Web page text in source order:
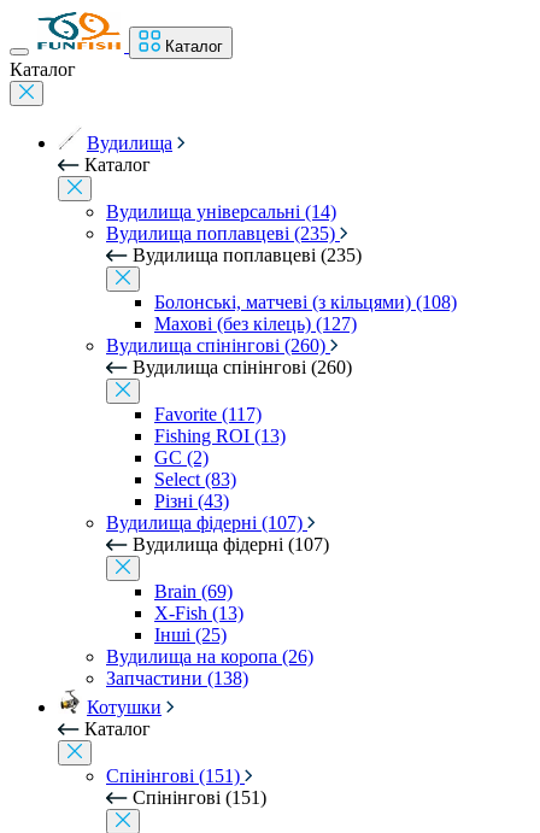
Каталог
Каталог
Вудилища
Каталог
Вудилища універсальні (14)
Вудилища поплавцеві (235)
Вудилища поплавцеві (235)
Болонські, матчеві (з кільцями) (108)
Махові (без кілець) (127)
Вудилища спінінгові (260)
Вудилища спінінгові (260)
Favorite (117)
Fishing ROI (13)
GC (2)
Select (83)
Різні (43)
Вудилища фідерні (107)
Вудилища фідерні (107)
Brain (69)
X-Fish (13)
Інші (25)
Вудилища на коропа (26)
Запчастини (138)
Котушки
Каталог
Спінінгові (151)
Спінінгові (151)